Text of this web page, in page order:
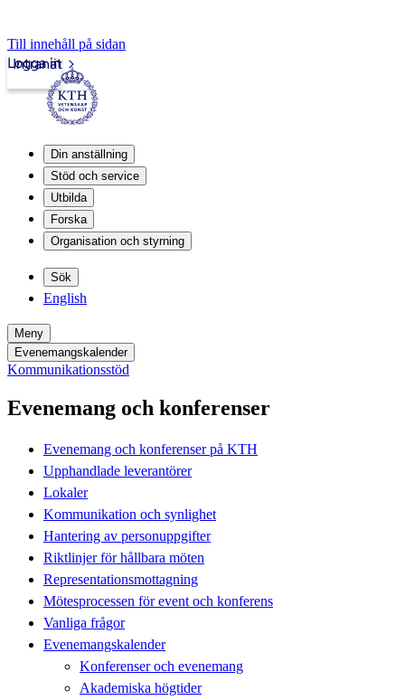
Till innehåll på sidan
Intranät
Logga in
Din anställning
Stöd och service
Utbilda
Forska
Organisation och styrning
Sök
English
Meny
Evenemangskalender
Kommunikationsstöd
Evenemang och konferenser
Evenemang och konferenser på KTH
Upphandlade leverantörer
Lokaler
Kommunikation och synlighet
Hantering av personuppgifter
Riktlinjer för hållbara möten
Representationsmottagning
Mötesprocessen för event och konferens
Vanliga frågor
Evenemangskalender
Konferenser och evenemang
Akademiska högtider